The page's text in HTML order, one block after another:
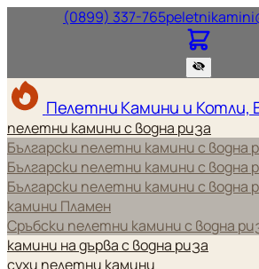
(0899) 337-765Нашият
Пелетни Камини и Котли,
пелетни камини с водна риза
Български пелетни камини с водна
Български пелетни камини с водна
Български пелетни камини с водна
камини Пламен
Сръбски пелетни камини с водна
камини на дърва с водна риза
сухи пелетни камини